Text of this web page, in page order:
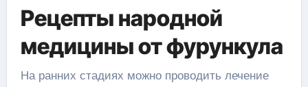
Рецепты народной
медицины от фурункула
На ранних стадиях можно проводить лечение